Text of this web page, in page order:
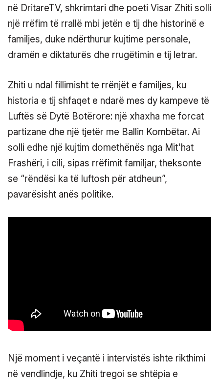
në DritareTV, shkrimtari dhe poeti Visar Zhiti solli
një rrëfim të rrallë mbi jetën e tij dhe historinë e
familjes, duke ndërthurur kujtime personale,
dramën e diktaturës dhe rrugëtimin e tij letrar.
Zhiti u ndal fillimisht te rrënjët e familjes, ku
historia e tij shfaqet e ndarë mes dy kampeve të
Luftës së Dytë Botërore: një xhaxha me forcat
partizane dhe një tjetër me Ballin Kombëtar. Ai
solli edhe një kujtim domethënës nga Mit'hat
Frashëri, i cili, sipas rrëfimit familjar, theksonte
se “rëndësi ka të luftosh për atdheun”,
pavarësisht anës politike.
Një moment i veçantë i intervistës ishte rikthimi
në vendlindje, ku Zhiti tregoi se shtëpia e